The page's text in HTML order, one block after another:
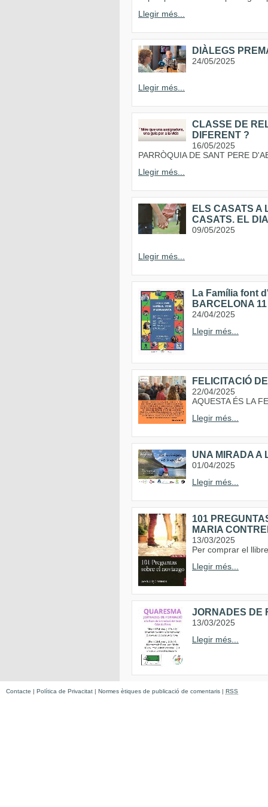
Llegir més...
DIÀLEGS
24/05/2025
Llegir més...
CLASSE DE
DIFERENT ?
16/05/2025
PARRÒQUIA DE SANT PERE
Llegir més...
ELS CASATS A
CASATS. EL
09/05/2025
Llegir més...
La Família font
BARCELONA
24/04/2025
Llegir més...
FELICITACIÓ
22/04/2025
AQUESTA ÉS LA
Llegir més...
UNA MIRADA A
01/04/2025
Llegir més...
101
MARIA
13/03/2025
Per comprar el
Llegir més...
JORNADES DE
13/03/2025
Llegir més...
Contacte | Política de Privacitat | Normes ètiques de publicació de comentaris | RSS